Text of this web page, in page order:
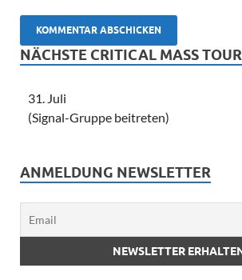
NÄCHSTE CRITICAL MASS TOUR
31. Juli
(Signal-Gruppe beitreten)
ANMELDUNG NEWSLETTER